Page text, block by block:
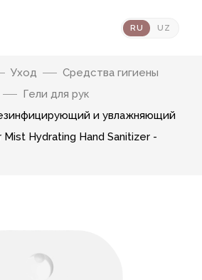
RU UZ
Уход
Средства гигиены
Гели для рук
и увлажняющий
Hydrating Hand Sanitizer -